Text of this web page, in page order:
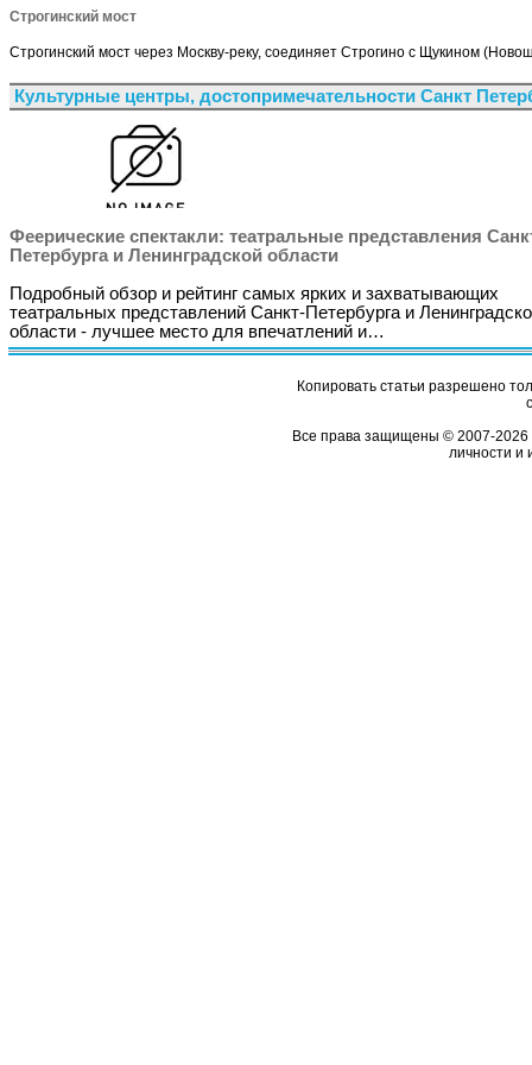
Строгинский мост
Строгинский мост через Москву-реку, соединяет Строгино с Щукином
Культурные центры, достопримечательности Санкт
Феерические спектакли: театральные представления
Петербурга и Ленинградской области
Подробный обзор и рейтинг самых ярких и захватывающих
театральных представлений Санкт-Петербурга и
области - лучшее место для впечатлений и…
Копировать статьи разрешено
Все права защищены © 2007-2026
личности и